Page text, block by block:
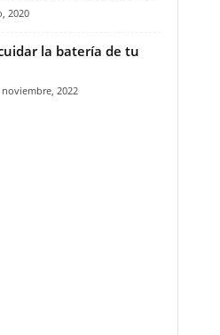
2020
la batería de tu
noviembre, 2022